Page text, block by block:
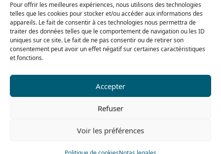
Pour offrir les meilleures expériences, nous utilisons des technologies
telles que les cookies pour stocker et/ou accéder aux informations des
appareils. Le fait de consentir à ces technologies nous permettra de
traiter des données telles que le comportement de navigation ou les ID
uniques sur ce site. Le fait de ne pas consentir ou de retirer son
consentement peut avoir un effet négatif sur certaines caractéristiques
et fonctions.
Accepter
Refuser
Voir les préférences
De 8h a 12h30 y de 13h30 a 17h20
El viernes
De 8h a 12h30 y de 13h30 a 16h
Nuestra gama para particulares
Tel: 0033 474 62 81 44